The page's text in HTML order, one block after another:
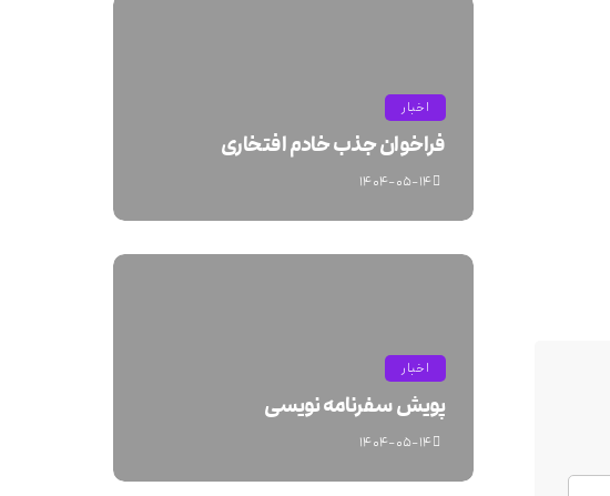
اخبار
فراخوان جذب خادم افتخاری
۱۴۰۴-۰۵-۱۴
اخبار
پویش سفرنامه نویسی
۱۴۰۴-۰۵-۱۴